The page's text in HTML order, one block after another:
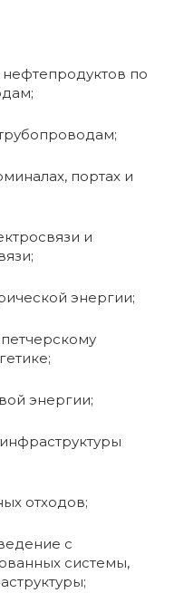
по
портах и
и
энергии;
энергии;
отходов;
с
системы,